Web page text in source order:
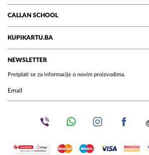
CALLAN SCHOOL
KUPIKARTU.BA
NEWSLETTER
Pretplati se za informacije o novim proizvodima.